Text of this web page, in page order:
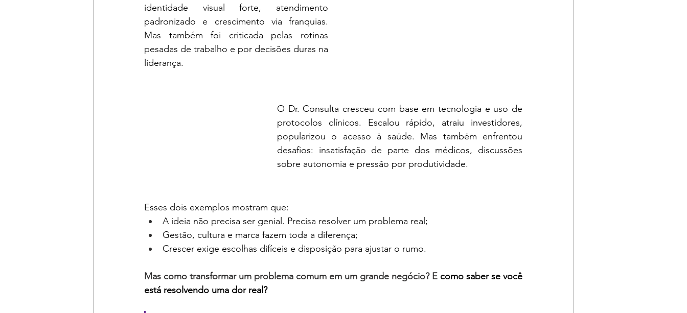
identidade visual forte, atendimento
padronizado e crescimento via franquias.
Mas também foi criticada pelas rotinas
pesadas de trabalho e por decisões duras na
liderança.
O Dr. Consulta cresceu com base em tecnologia e uso de
protocolos clínicos. Escalou rápido, atraiu investidores,
popularizou o acesso à saúde. Mas também enfrentou
desafios: insatisfação de parte dos médicos, discussões
sobre autonomia e pressão por produtividade.
Esses dois exemplos mostram que:
A ideia não precisa ser genial. Precisa resolver um problema real;
Gestão, cultura e marca fazem toda a diferença;
Crescer exige escolhas difíceis e disposição para ajustar o rumo.
Mas como transformar um problema comum em um grande negócio? E como saber se você
está resolvendo uma dor real?